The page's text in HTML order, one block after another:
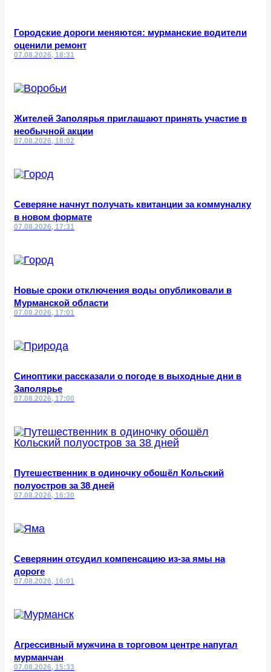
Городские дороги меняются: мурманские водители
оценили ремонт
07.08.2026, 18:31
Жителей Заполярья приглашают принять участие в
необычной акции
07.08.2026, 18:02
Северяне начнут получать квитанции за коммуналку
в новом формате
07.08.2026, 17:31
Новые сроки отключения воды опубликовали в
Мурманской области
07.08.2026, 17:01
Синоптики рассказали о погоде в выходные дни в
Заполярье
07.08.2026, 17:00
Путешественник в одиночку обошёл Кольский
полуостров за 38 дней
07.08.2026, 16:30
Северянин отсудил компенсацию из-за ямы на
дороге
07.08.2026, 16:01
Агрессивный мужчина в торговом центре напугал
мурманчан
07.08.2026, 15:33